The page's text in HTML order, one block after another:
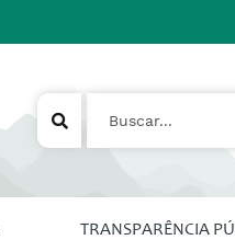
TRANSPARÊNCIA